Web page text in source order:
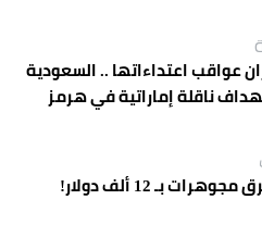
عواقب اعتداءاتها .. السعودية
ناقلة إماراتية في هرمز
بـ 12 ألف دولار!